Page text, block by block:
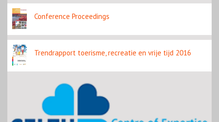
Conference Proceedings
Trendrapport toerisme, recreatie en vrije tijd 2016